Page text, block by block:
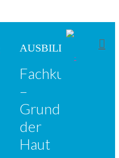
AUSBILDUNG
Fachkunde
–
Grundlagen
der
Haut